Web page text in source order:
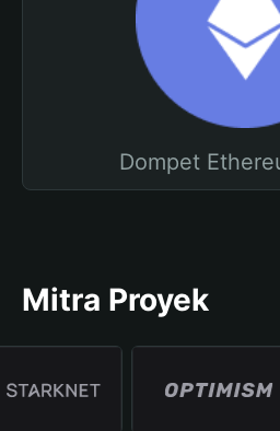
Dompet
Mitra Proyek